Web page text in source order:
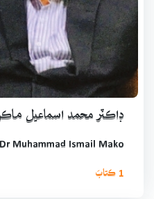
ڊاڪٽر محمد اسماعيل
Dr Muhammad Ismail Mako
1 ڪتابَ